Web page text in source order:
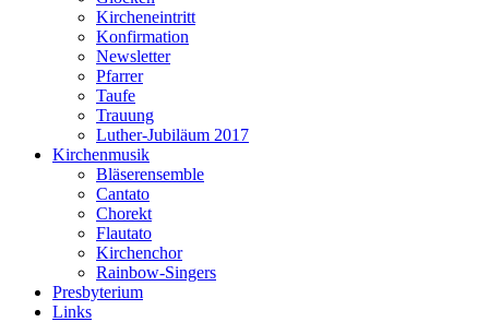
Kircheneintritt
Konfirmation
Newsletter
Pfarrer
Taufe
Trauung
Luther-Jubiläum 2017
Kirchenmusik
Bläserensemble
Cantato
Chorekt
Flautato
Kirchenchor
Rainbow-Singers
Presbyterium
Links